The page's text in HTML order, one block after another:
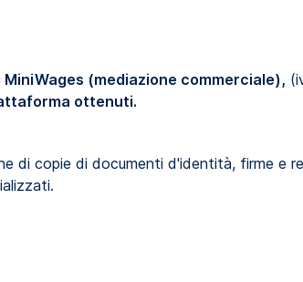
(mediazione commerciale),
ottenuti.
di copie di documenti d'identità, firme e